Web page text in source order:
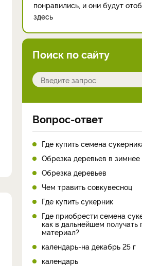
понравились, и они будут
здесь
Поиск по сайту
Вопрос-ответ
Где купить семена
Обрезка деревьев в
Обрезка деревьев
Чем травить совкувесноц
Где купить сукерник
Где приобрести семена
как в дальнейшем получать
материал?
календарь-на декабрь 25 г
календарь